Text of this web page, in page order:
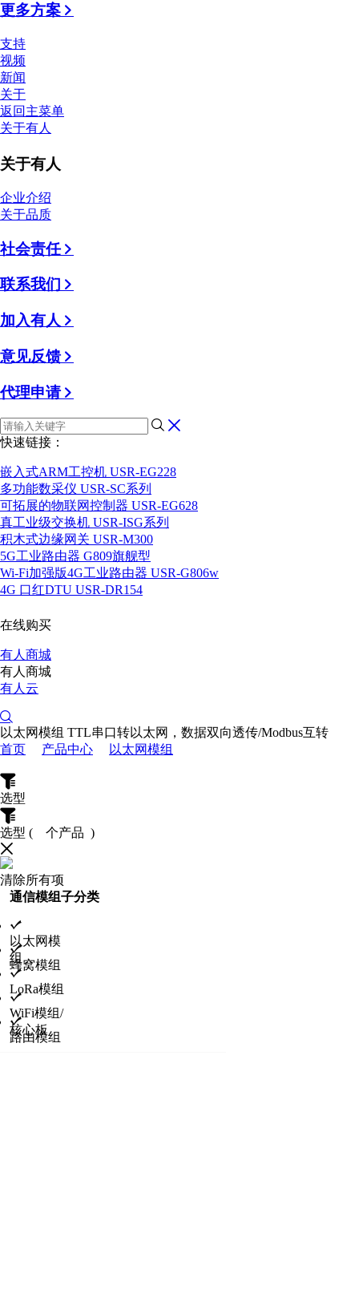
更多方案
支持
视频
新闻
关于
返回主菜单
关于有人
关于有人
企业介绍
关于品质
社会责任
联系我们
加入有人
意见反馈
代理申请
快速链接：
嵌入式ARM工控机 USR-EG228
多功能数采仪 USR-SC系列
可拓展的物联网控制器 USR-EG628
真工业级交换机 USR-ISG系列
积木式边缘网关 USR-M300
5G工业路由器 G809旗舰型
Wi-Fi加强版4G工业路由器 USR-G806w
4G 口红DTU USR-DR154
在线购买
有人商城
有人商城
有人云
以太网模组 TTL串口转以太网，数据双向透传/Modbus互转
首页
产品中心 以太网模组
选型
选型 ( 个产品 )
清除所有项
通信模组子分类
以太网模
组
蜂窝模组
LoRa模组
WiFi模组/
核心板
路由模组